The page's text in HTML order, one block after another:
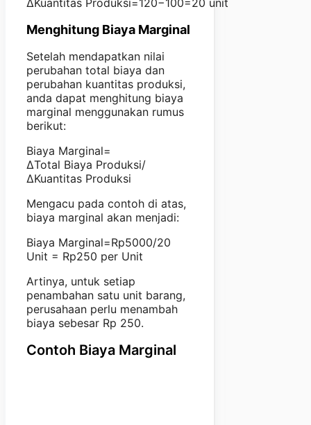
ΔKuantitas Produksi=120−100=20 unit
Menghitung Biaya Marginal
Setelah mendapatkan nilai
perubahan total biaya dan
perubahan kuantitas produksi,
anda dapat menghitung biaya
marginal menggunakan rumus
berikut:
Biaya Marginal=
ΔTotal Biaya Produksi/
ΔKuantitas Produksi
Mengacu pada contoh di atas,
biaya marginal akan menjadi:
Biaya Marginal=Rp5000/20
Unit = Rp250 per Unit
Artinya, untuk setiap
penambahan satu unit barang,
perusahaan perlu menambah
biaya sebesar Rp 250.
Contoh Biaya Marginal